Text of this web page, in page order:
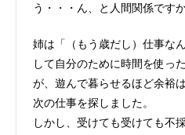
う・・・ん、と人間関係です
姉は「（もう歳だし）仕事な
して自分のために時間を使っ
が、遊んで暮らせるほど余裕
次の仕事を探しました。
しかし、受けても受けても不